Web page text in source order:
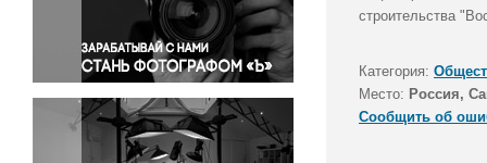
Правосудие
Происшествия и конфликты
Религия
Светская жизнь
Спорт
Экология
строительства
Категория:
Место: Россия,
Сообщить об